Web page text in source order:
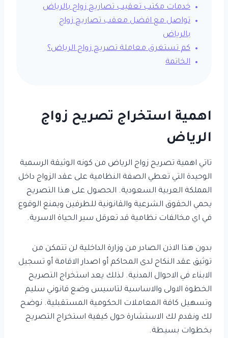
خدمات مكتب تعقيب تصاريح زواج بالرياض
تواصل مع افضل معقب تصاريح زواج
بالرياض
كم تستغرق معاملة تصريح زواج الرياض؟
الخاتمة
اهمية استخراج تصريح زواج
الرياض
تاتي اهمية تصريح زواج الرياض من كونه الوثيقة الرسمية
الوحيدة التي تعطي الصفة النظامية على عقد الزواج داخل
المملكة العربية السعودية. الحصول على هذا التصريح
يحمي الحقوق الشرعية والقانونية للطرفين ويمنع الوقوع
في اي مخالفات نظامية قد تعرقل سير الحياة الاسرية.
بدون هذا الاذن الصادر من وزارة الداخلية لن تتمكن من
توثيق عقد النكاح لدى المحاكم أو اصدار الاقامة أو تسجيل
الابناء في الاحوال المدنية. لذلك يعد استخراج التصريح
الخطوة الاولى والاساسية لتاسيس وضع قانوني سليم
وتسهيل كافة المعاملات الحكومية المستقبلية. نوضح
لك ونقدم لك الاستشارة حول كيفية استخراج التصريح
بخطوات بسيطة.